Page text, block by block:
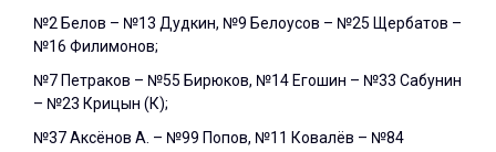
№2 Белов – №13 Дудкин, №9 Белоусов – №25 Щербатов –
№16 Филимонов;
№7 Петраков – №55 Бирюков, №14 Егошин – №33 Сабунин
– №23 Крицын (К);
№37 Аксёнов А. – №99 Попов, №11 Ковалёв – №84